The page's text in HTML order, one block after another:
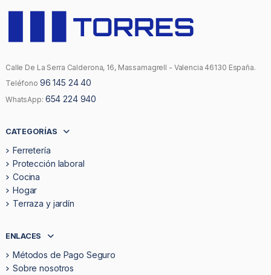
Calle De La Serra Calderona, 16, Massamagrell - Valencia 46130 España.
Teléfono 96 145 24 40
WhatsApp: 654 224 940
CATEGORÍAS
Ferretería
Protección laboral
Cocina
Hogar
Terraza y jardín
ENLACES
Métodos de Pago Seguro
Sobre nosotros